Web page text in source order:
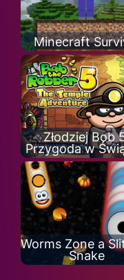
Minecraft
Złodziej Bob
Przygoda w
Worms Zone a
Snake